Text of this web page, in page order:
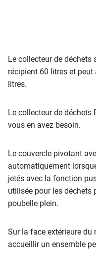
Le collecteur de déchets
récipient 60 litres et
litres.
Le collecteur de déchets
vous en avez besoin.
Le couvercle pivotant
automatiquement
jetés avec la fonction
utilisée pour les déchets
poubelle plein.
Sur la face extérieure du
accueillir un ensemble